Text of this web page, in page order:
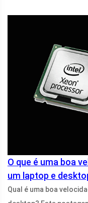
O que é uma boa
um laptop e
Qual é uma boa